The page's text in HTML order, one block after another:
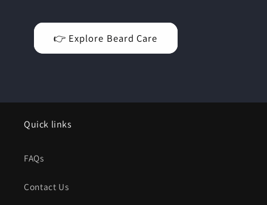
👉 Explore Beard Care
Quick links
FAQs
Contact Us